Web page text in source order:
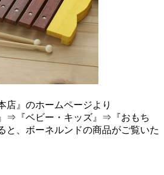
店』のホームページより
⇒『ベビー・キッズ』⇒『おもち
と、ボーネルンドの商品がご覧いた